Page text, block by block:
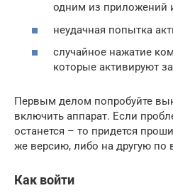
одним из приложений
неудачная попытка
случайное нажатие
которые активируют
Первым делом попробуйте
включить аппарат. Если
останется – то придется
же версию, либо на другую
Как войти